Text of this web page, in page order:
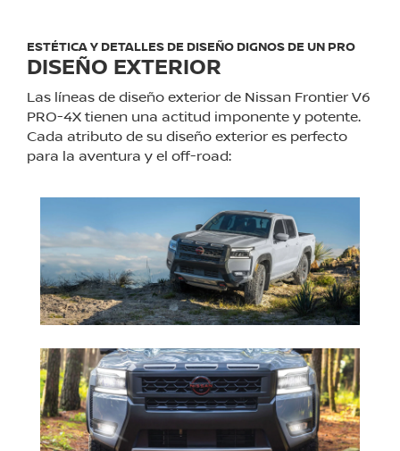
ESTÉTICA Y DETALLES DE DISEÑO DIGNOS DE UN PRO
DISEÑO EXTERIOR
Las líneas de diseño exterior de Nissan Frontier V6
PRO-4X tienen una actitud imponente y potente.
Cada atributo de su diseño exterior es perfecto
para la aventura y el off-road: